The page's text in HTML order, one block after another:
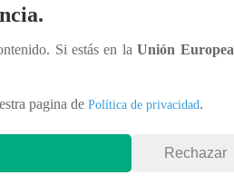
Si estás en laUnión Europea
pagina de Política de privacidad.
Rechazar